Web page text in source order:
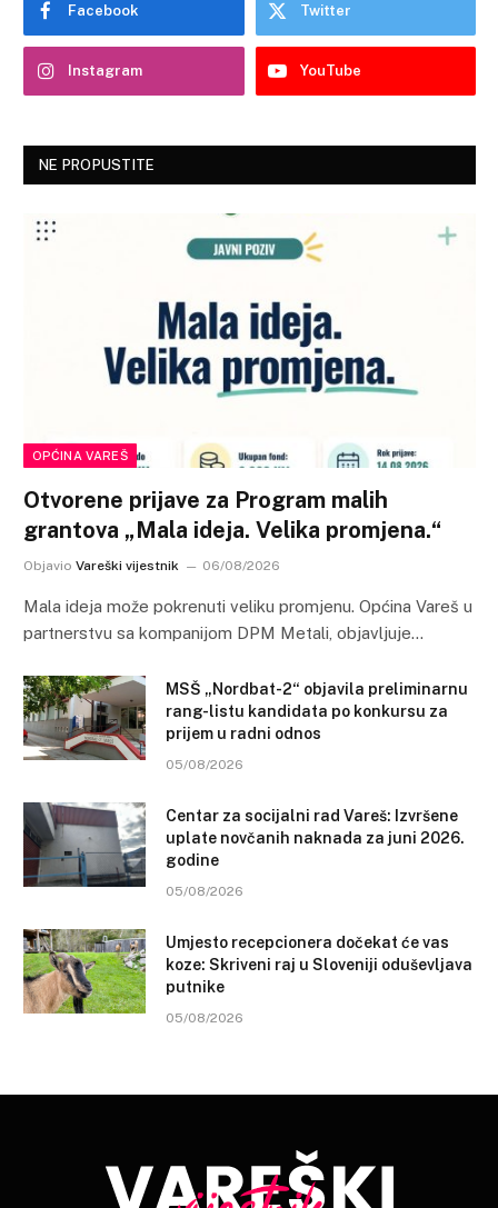
Facebook Twitter
Instagram YouTube
NE PROPUSTITE
OPĆINA VAREŠ
Otvorene prijave za Program malih
grantova „Mala ideja. Velika promjena.“
Objavio Vareški vijestnik 06/08/2026
Mala ideja može pokrenuti veliku promjenu. Općina Vareš u
partnerstvu sa kompanijom DPM Metali, objavljuje…
MSŠ „Nordbat-2“ objavila preliminarnu
rang-listu kandidata po konkursu za
prijem u radni odnos
05/08/2026
Centar za socijalni rad Vareš: Izvršene
uplate novčanih naknada za juni 2026.
godine
05/08/2026
Umjesto recepcionera dočekat će vas
koze: Skriveni raj u Sloveniji oduševljava
putnike
05/08/2026